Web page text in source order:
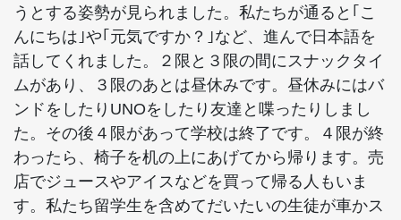
うとする姿勢が見られました。私たちが通ると｢こ
んにちは｣や｢元気ですか？｣など、進んで日本語を
話してくれました。２限と３限の間にスナックタイ
ムがあり、３限のあとは昼休みです。昼休みにはバ
ンドをしたりUNOをしたり友達と喋ったりしまし
た。その後４限があって学校は終了です。４限が終
わったら、椅子を机の上にあげてから帰ります。売
店でジュースやアイスなどを買って帰る人もいま
す。私たち留学生を含めてだいたいの生徒が車かス